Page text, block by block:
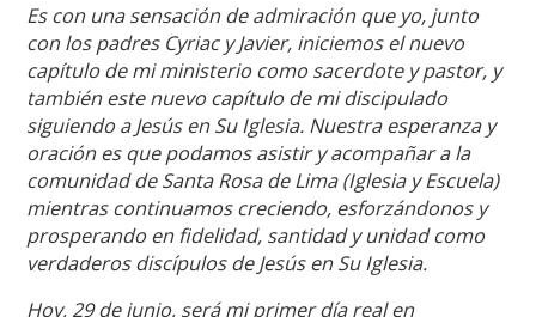
Es con una sensación de admiración que yo, junto
con los padres Cyriac y Javier, iniciemos el nuevo
capítulo de mi ministerio como sacerdote y pastor, y
también este nuevo capítulo de mi discipulado
siguiendo a Jesús en Su Iglesia. Nuestra esperanza y
oración es que podamos asistir y acompañar a la
comunidad de Santa Rosa de Lima (Iglesia y Escuela)
mientras continuamos creciendo, esforzándonos y
prosperando en fidelidad, santidad y unidad como
verdaderos discípulos de Jesús en Su Iglesia.
Hoy, 29 de junio, será mi primer día real en